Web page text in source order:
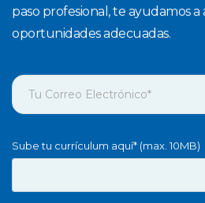
paso profesional, te ayudamos a
oportunidades adecuadas.
Sube tu currículum aquí* (max. 10MB)